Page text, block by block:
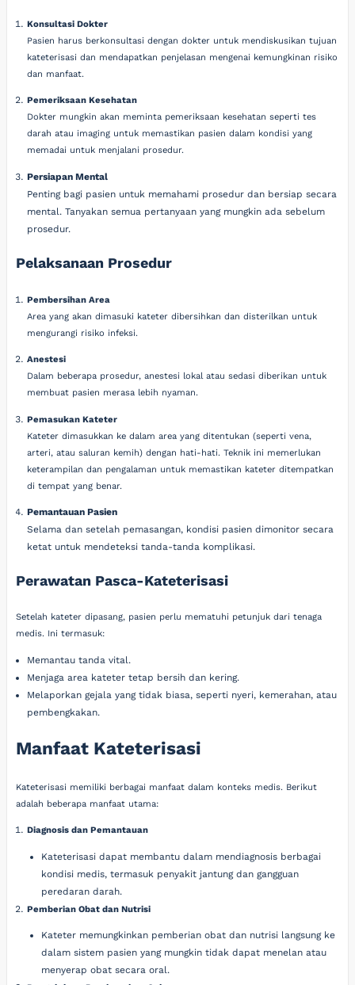
Konsultasi Dokter
Pasien harus berkonsultasi dengan dokter untuk mendiskusikan tujuan
kateterisasi dan mendapatkan penjelasan mengenai kemungkinan risiko
dan manfaat.
Pemeriksaan Kesehatan
Dokter mungkin akan meminta pemeriksaan kesehatan seperti tes
darah atau imaging untuk memastikan pasien dalam kondisi yang
memadai untuk menjalani prosedur.
Persiapan Mental
Penting bagi pasien untuk memahami prosedur dan bersiap secara
mental. Tanyakan semua pertanyaan yang mungkin ada sebelum
prosedur.
Pelaksanaan Prosedur
Pembersihan Area
Area yang akan dimasuki kateter dibersihkan dan disterilkan untuk
mengurangi risiko infeksi.
Anestesi
Dalam beberapa prosedur, anestesi lokal atau sedasi diberikan untuk
membuat pasien merasa lebih nyaman.
Pemasukan Kateter
Kateter dimasukkan ke dalam area yang ditentukan (seperti vena,
arteri, atau saluran kemih) dengan hati-hati. Teknik ini memerlukan
keterampilan dan pengalaman untuk memastikan kateter ditempatkan
di tempat yang benar.
Pemantauan Pasien
Selama dan setelah pemasangan, kondisi pasien dimonitor secara
ketat untuk mendeteksi tanda-tanda komplikasi.
Perawatan Pasca-Kateterisasi
Setelah kateter dipasang, pasien perlu mematuhi petunjuk dari tenaga
medis. Ini termasuk:
Memantau tanda vital.
Menjaga area kateter tetap bersih dan kering.
Melaporkan gejala yang tidak biasa, seperti nyeri, kemerahan, atau
pembengkakan.
Manfaat Kateterisasi
Kateterisasi memiliki berbagai manfaat dalam konteks medis. Berikut
adalah beberapa manfaat utama:
Diagnosis dan Pemantauan
Kateterisasi dapat membantu dalam mendiagnosis berbagai
kondisi medis, termasuk penyakit jantung dan gangguan
peredaran darah.
Pemberian Obat dan Nutrisi
Kateter memungkinkan pemberian obat dan nutrisi langsung ke
dalam sistem pasien yang mungkin tidak dapat menelan atau
menyerap obat secara oral.